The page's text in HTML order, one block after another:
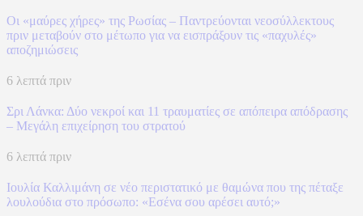
Οι «μαύρες χήρες» της Ρωσίας – Παντρεύονται νεοσύλλεκτους
πριν μεταβούν στο μέτωπο για να εισπράξουν τις «παχυλές»
αποζημιώσεις
6 λεπτά πριν
Σρι Λάνκα: Δύο νεκροί και 11 τραυματίες σε απόπειρα απόδρασης
– Μεγάλη επιχείρηση του στρατού
6 λεπτά πριν
Ιουλία Καλλιμάνη σε νέο περιστατικό με θαμώνα που της πέταξε
λουλούδια στο πρόσωπο: «Εσένα σου αρέσει αυτό;»